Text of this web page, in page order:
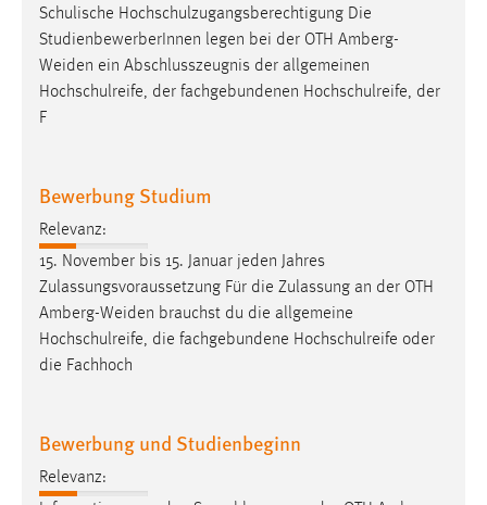
Schulische Hochschulzugangsberechtigung Die
StudienbewerberInnen legen bei der OTH Amberg-
Weiden ein Abschlusszeugnis der allgemeinen
Hochschulreife, der fachgebundenen Hochschulreife, der
F
Bewerbung Studium
Relevanz:
15. November bis 15. Januar jeden Jahres
Zulassungsvoraussetzung Für die Zulassung an der OTH
Amberg-Weiden brauchst du die allgemeine
Hochschulreife, die fachgebundene Hochschulreife oder
die Fachhoch
Bewerbung und Studienbeginn
Relevanz: